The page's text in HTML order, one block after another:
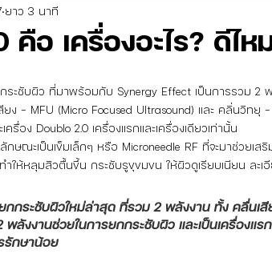
คือ เครื่องอะไร? ดีไห
ยาว 3 นาที
ง - MFU (Micro Focused Ultrasound) และ คลิ่นวิทยุ -
รื่อง Doublo 2.0 เครื่องแรกและเครื่องเดียวเท่านั้น
ให้หลุมสิวตื้นขึ้น กระชับรูขุขมขน ให้ผิวดูเรียบเนียน ละ
กกระชับผิวใหม่ล่าสุด ที่รวม 2 พลังงาน ทั้ง คลื่นเสี
ลังงานช่วยในการยกกระชับผิว และเป็นเครื่องแร
รักษาน้อย